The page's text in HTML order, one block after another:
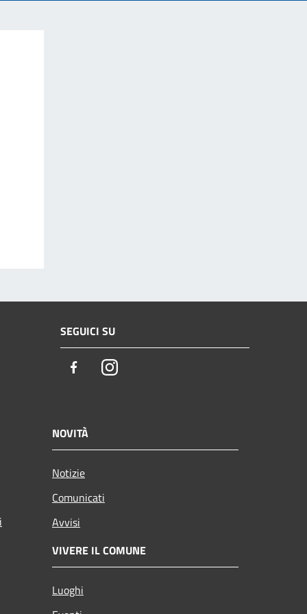
SEGUICI SU
FacebookInstagram
NOVITÀ
Notizie
Comunicati
Avvisi
VIVERE IL COMUNE
Luoghi